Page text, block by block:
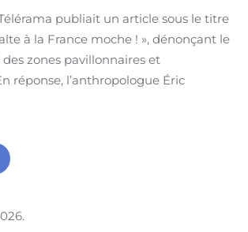
publiait un article sous le titre
à la France moche ! », dénonçant le
zones pavillonnaires et
réponse, l’anthropologue Éric
.